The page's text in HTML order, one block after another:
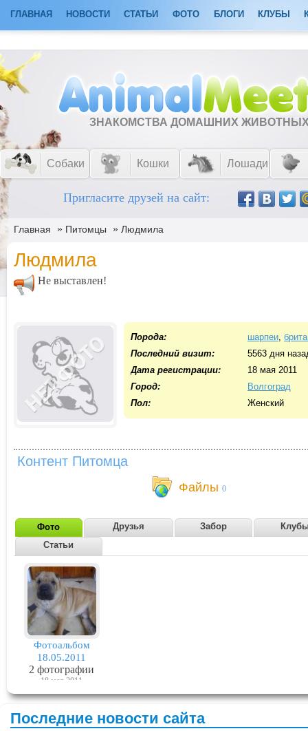
ГЛАВНАЯ НОВОСТИ СТАТЬИ ФОТО БЛОГИ КЛУБЫ
ЗНАКОМСТВА ДОМАШНИХ
Собаки Кошки Лошади
Пригласите друзей на сайт:
Главная » Питомцы » Людмила
Людмила
Не выставлен!
Порода: шарпеи,
Последний визит:
5563 дня
Дата регистрации:
18 мая 2011
Город:
Волгоград
Пол:
Женский
Контент Питомца
Файлы 0
Фото Друзья Забор
Статьи
Фотоальбом
18.05.2011
2 фотографии
18 мая 2011
Последние новости сайта